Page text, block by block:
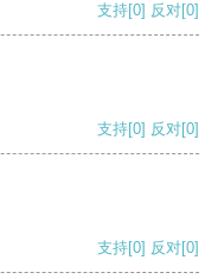
支持[0] 反对[0]
支持[0] 反对[0]
支持[0] 反对[0]